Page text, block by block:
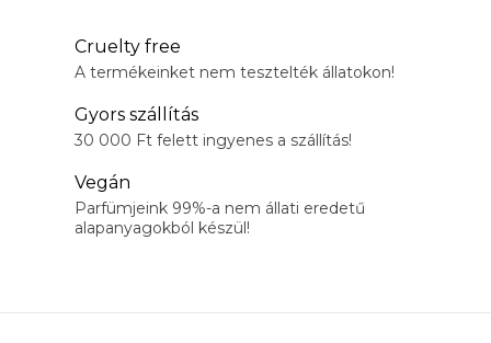
Cruelty free
A termékeinket nem tesztelték állatokon!
Gyors szállítás
30 000 Ft felett ingyenes a szállítás!
Vegán
Parfümjeink 99%-a nem állati eredetű
alapanyagokból készül!